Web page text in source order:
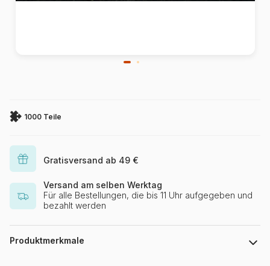
1000 Teile
Gratisversand ab 49 €
Versand am selben Werktag
Für alle Bestellungen, die bis 11 Uhr aufgegeben und
bezahlt werden
Produktmerkmale